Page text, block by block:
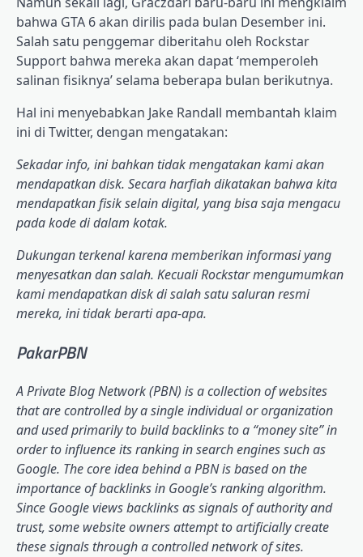
bahwa GTA 6 akan dirilis pada bulan Desember ini.
Salah satu penggemar diberitahu oleh Rockstar
Support bahwa mereka akan dapat ‘memperoleh
salinan fisiknya’ selama beberapa bulan berikutnya.
Hal ini menyebabkan Jake Randall membantah klaim
ini di Twitter, dengan mengatakan:
Sekadar info, ini bahkan tidak mengatakan kami akan
mendapatkan disk. Secara harfiah dikatakan bahwa kita
mendapatkan fisik selain digital, yang bisa saja mengacu
pada kode di dalam kotak.
Dukungan terkenal karena memberikan informasi yang
menyesatkan dan salah. Kecuali Rockstar mengumumkan
kami mendapatkan disk di salah satu saluran resmi
mereka, ini tidak berarti apa-apa.
PakarPBN
A Private Blog Network (PBN) is a collection of websites
that are controlled by a single individual or organization
and used primarily to build backlinks to a “money site” in
order to influence its ranking in search engines such as
Google. The core idea behind a PBN is based on the
importance of backlinks in Google’s ranking algorithm.
Since Google views backlinks as signals of authority and
trust, some website owners attempt to artificially create
these signals through a controlled network of sites.